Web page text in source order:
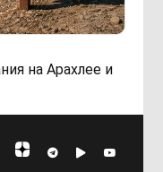
на Арахлее и